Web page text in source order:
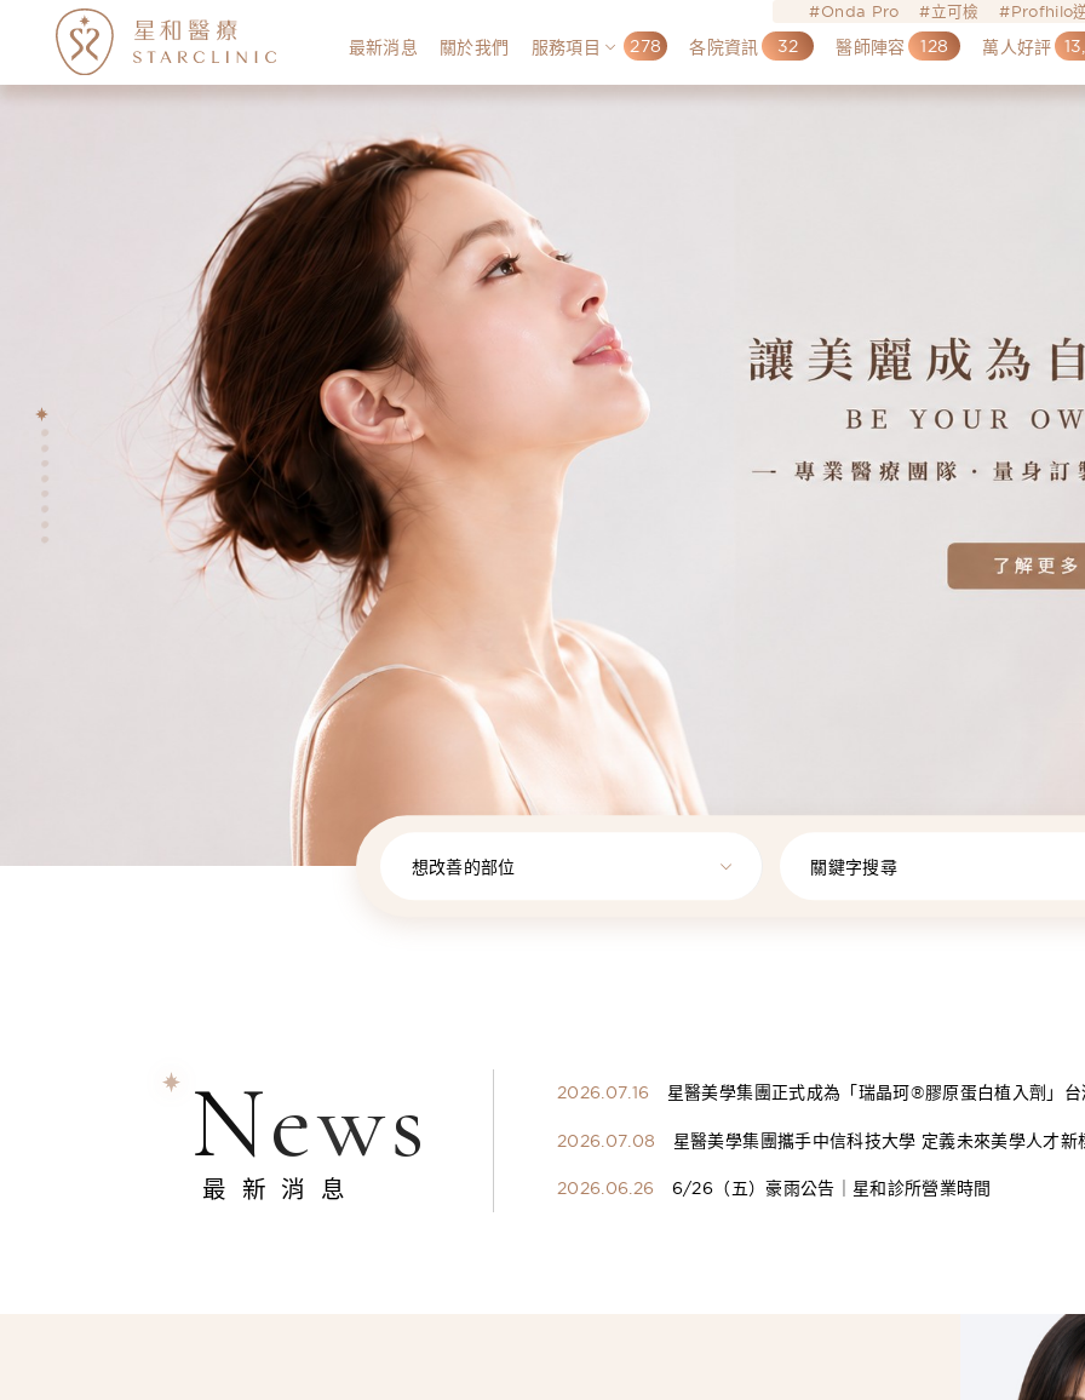
Onda Pro 立可檢 Profhilo
最新消息 關於我們 服務項目 278 各院資訊 32 醫師陣容 128 萬人好評
想改善的部位 關鍵字搜尋
News
最新消息
2026.07.16
星醫美學集團正式成為「瑞晶珂®膠原蛋白植入劑」
2026.07.08
星醫美學集團攜手中信科技大學 定義未來美學人才新
2026.06.26
6/26（五）豪雨公告｜星和診所營業時間